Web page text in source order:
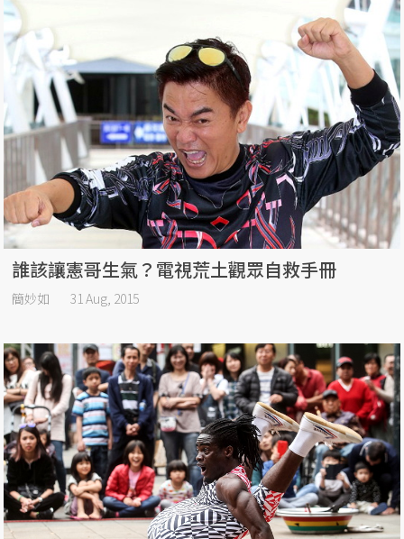
誰該讓憲哥生氣？電視荒土觀眾自救手冊
簡妙如 31 Aug, 2015